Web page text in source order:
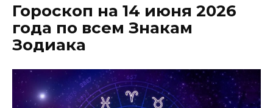
Гороскоп на 14 июня 2026
года по всем Знакам
Зодиака